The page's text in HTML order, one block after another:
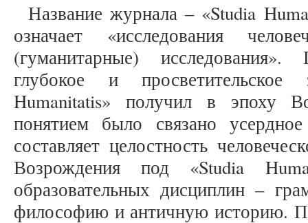
Название журнала – «Studia
означает «исследования
(гуманитарные)
глубокое и
Humanitatis» получил в эпоху
понятием было связано
составляет целостность
Возрождения под «Studia
образовательных дисциплин –
философию и античную историю.